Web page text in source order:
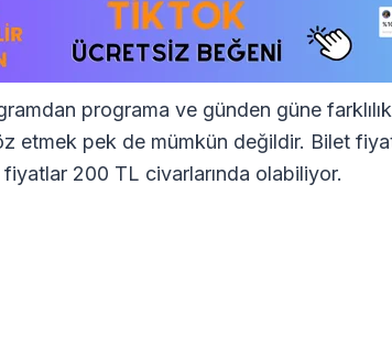
programa ve günden güne
etmek pek de mümkün değildir. Bilet
200 TL civarlarında olabiliyor.